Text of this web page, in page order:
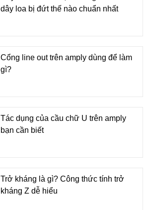
dây loa bị đứt thế nào chuẩn nhất
Cổng line out trên amply dùng để làm
gì?
Tác dụng của cầu chữ U trên amply
bạn cần biết
Trở kháng là gì? Công thức tính trở
kháng Z dễ hiểu